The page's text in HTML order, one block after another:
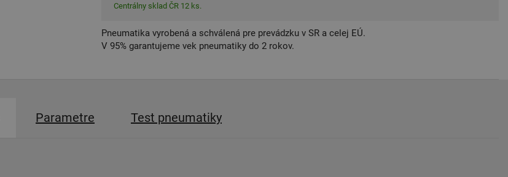
Centrálny sklad ČR 12 ks.
Pneumatika vyrobená a schválená pre prevádzku v SR a celej EÚ.
V 95% garantujeme vek pneumatiky do 2 rokov.
Parametre Test pneumatiky